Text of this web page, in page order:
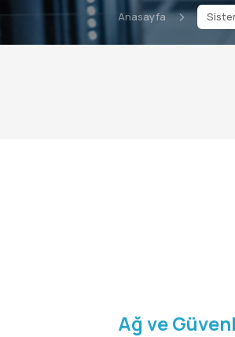
Anasayfa
Ağ ve